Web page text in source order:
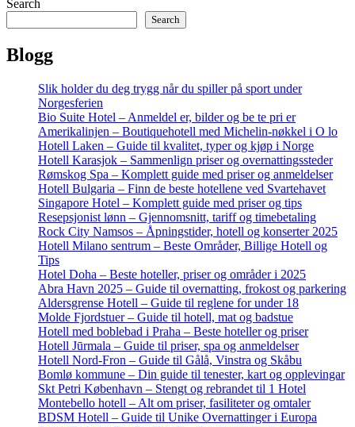
Search
Search
Blogg
Slik holder du deg trygg når du spiller på sport under
Norgesferien
Bio Suite Hotel – Anmeldel er, bilder og be te pri er
Amerikalinjen – Boutiquehotell med Michelin-nøkkel i O lo
Hotell Laken – Guide til kvalitet, typer og kjøp i Norge
Hotell Karasjok – Sammenlign priser og overnattingssteder
Rømskog Spa – Komplett guide med priser og anmeldelser
Hotell Bulgaria – Finn de beste hotellene ved Svartehavet
Singapore Hotel – Komplett guide med priser og tips
Resepsjonist lønn – Gjennomsnitt, tariff og timebetaling
Rock City Namsos – Åpningstider, hotell og konserter 2025
Hotell Milano sentrum – Beste Områder, Billige Hotell og
Tips
Hotel Doha – Beste hoteller, priser og områder i 2025
Abra Havn 2025 – Guide til overnatting, frokost og parkering
Aldersgrense Hotell – Guide til reglene for under 18
Molde Fjordstuer – Guide til hotell, mat og badstue
Hotell med boblebad i Praha – Beste hoteller og priser
Hotell Jūrmala – Guide til priser, spa og anmeldelser
Hotell Nord-Fron – Guide til Gålå, Vinstra og Skåbu
Bomlø kommune – Din guide til tenester, kart og opplevingar
Skt Petri København – Stengt og rebrandet til 1 Hotel
Montebello hotell – Alt om priser, fasiliteter og omtaler
BDSM Hotell – Guide til Unike Overnattinger i Europa